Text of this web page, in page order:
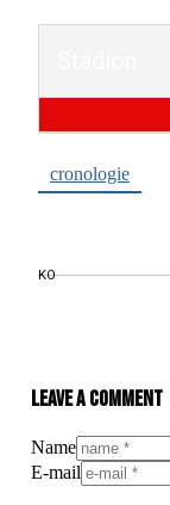
cronologie
KO
Leave a comment
Name
E-mail